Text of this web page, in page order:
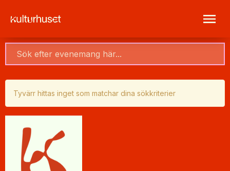
Tyvärr hittas inget som matchar dina sökkriterier